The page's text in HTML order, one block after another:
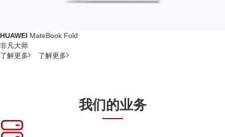
HUAWEI MateBook Fold
非凡大师
了解更多
了解更多
我们的业务